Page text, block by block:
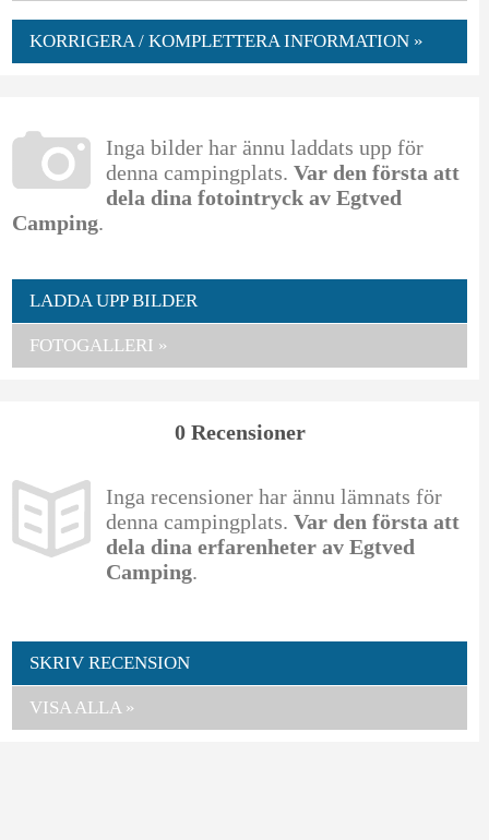
KORRIGERA / KOMPLETTERA INFORMATION »
Inga bilder har ännu laddats upp för
denna campingplats. Var den första att
dela dina fotointryck av Egtved
Camping.
LADDA UPP BILDER
FOTOGALLERI »
0 Recensioner
Inga recensioner har ännu lämnats för
denna campingplats. Var den första att
dela dina erfarenheter av Egtved
Camping.
SKRIV RECENSION
VISA ALLA »